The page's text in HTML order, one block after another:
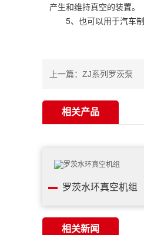
产生和维持真空的装置。
5、也可以用于汽车制
上一篇： ZJ系列罗茨泵
相关产品
罗茨水环真空机组
相关新闻